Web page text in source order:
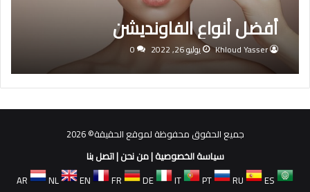
أفضل أنواع الفاونديشن
Khloud Yasser يوليو 26, 2022 0
جميع الحقوق محفوظة لموقع الحقيقة© 2026
سياسة الخصوصية|من نحن|اتصل بنا
AR
NL EN FR DE IT PT RU
ES